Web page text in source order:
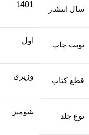
سال انتشار
1401
نوبت چاپ
اول
قطع کتاب
وزیری
نوع جلد
شومیز